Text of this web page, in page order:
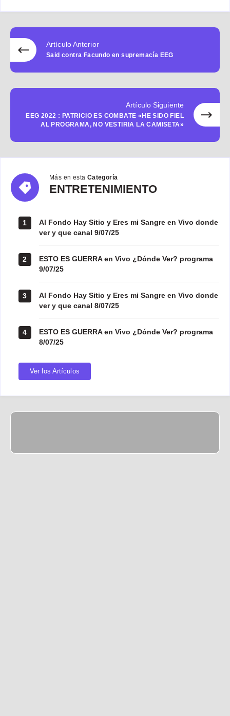
Artículo Anterior
Said contra Facundo en supremacía EEG
Artículo Siguiente
EEG 2022 : PATRICIO ES COMBATE «HE SIDO FIEL
AL PROGRAMA, NO VESTIRIA LA CAMISETA»
Más en esta Categoría
ENTRETENIMIENTO
ENTRETENIMIENTO
1
Al Fondo Hay Sitio y Eres mi Sangre en Vivo donde
ver y que canal 9/07/25
2
ESTO ES GUERRA en Vivo ¿Dónde Ver? programa
9/07/25
3
Al Fondo Hay Sitio y Eres mi Sangre en Vivo donde
ver y que canal 8/07/25
4
ESTO ES GUERRA en Vivo ¿Dónde Ver? programa
8/07/25
Ver los Artículos